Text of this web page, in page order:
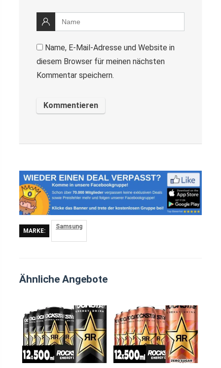
Name, E-Mail-Adresse und Website in
diesem Browser für meinen nächsten
Kommentar speichern.
MARKE:
Samsung
Ähnliche Angebote